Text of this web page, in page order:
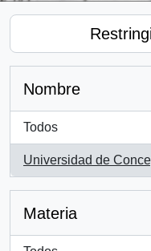
Nombre
Todos
Universidad de
, 1 resultados
Materia